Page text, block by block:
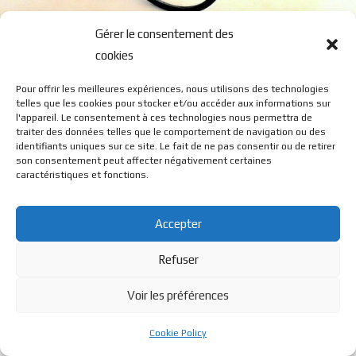
Gérer le consentement des
cookies
Pour offrir les meilleures expériences, nous utilisons des technologies
telles que les cookies pour stocker et/ou accéder aux informations sur
l'appareil. Le consentement à ces technologies nous permettra de
traiter des données telles que le comportement de navigation ou des
identifiants uniques sur ce site. Le fait de ne pas consentir ou de retirer
son consentement peut affecter négativement certaines
caractéristiques et fonctions.
Accepter
Refuser
Voir les préférences
Cookie Policy
R9
© BL Optique - 22 Rue de la Cueille - 39170 Lavans Les St
Claude - 2023 - Tous droits réservés